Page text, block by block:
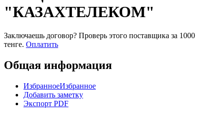
"КАЗАХТЕЛЕКОМ"
Заключаешь договор? Проверь этого поставщика за 1000
тенге. Оплатить
Общая информация
ИзбранноеИзбранное
Добавить заметку
Экспорт PDF